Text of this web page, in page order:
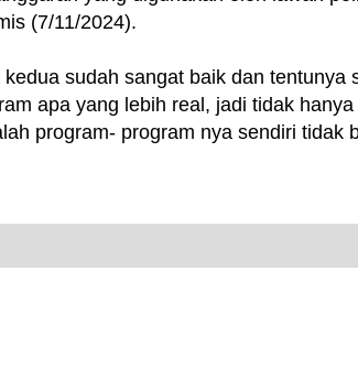
(7/11/2024).
sudah sangat baik dan tentunya
apa yang lebih real, jadi tidak
program- program nya sendiri tidak